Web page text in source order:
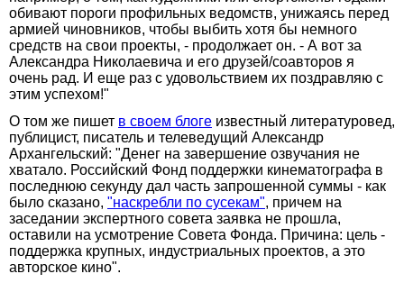
обивают пороги профильных ведомств, унижаясь перед
армией чиновников, чтобы выбить хотя бы немного
средств на свои проекты, - продолжает он. - А вот за
Александра Николаевича и его друзей/соавторов я
очень рад. И еще раз с удовольствием их поздравляю с
этим успехом!"
О том же пишет в своем блоге известный литературовед,
публицист, писатель и телеведущий Александр
Архангельский: "Денег на завершение озвучания не
хватало. Российский Фонд поддержки кинематографа в
последнюю секунду дал часть запрошенной суммы - как
было сказано, "наскребли по сусекам", причем на
заседании экспертного совета заявка не прошла,
оставили на усмотрение Совета Фонда. Причина: цель -
поддержка крупных, индустриальных проектов, а это
авторское кино".